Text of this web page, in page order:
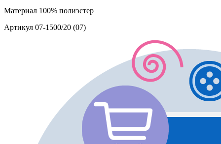
Материал 100% полиэстер
Артикул 07-1500/20 (07)